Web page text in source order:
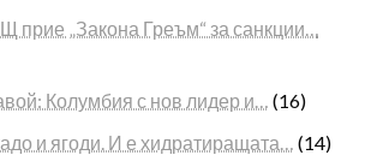
прие „Закона Греъм“ за санкции…
Колумбия с нов лидер и… (16)
и ягоди. И е хидратиращата… (14)